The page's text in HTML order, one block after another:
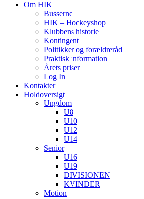
Om HIK
Busserne
HIK – Hockeyshop
Klubbens historie
Kontingent
Politikker og forældreråd
Praktisk information
Årets priser
Log In
Kontakter
Holdoversigt
Ungdom
U8
U10
U12
U14
Senior
U16
U19
DIVISIONEN
KVINDER
Motion